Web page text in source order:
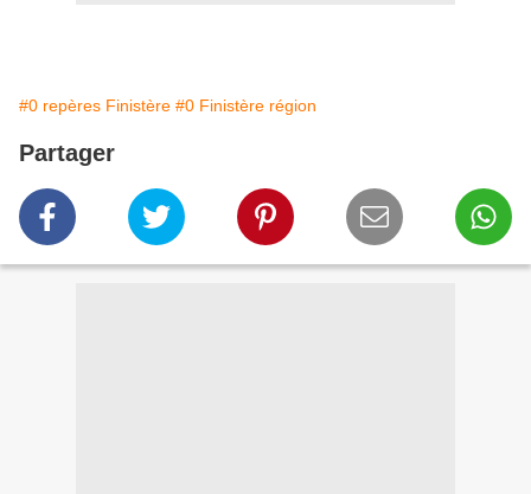
#0 repères Finistère #0 Finistère région
Partager